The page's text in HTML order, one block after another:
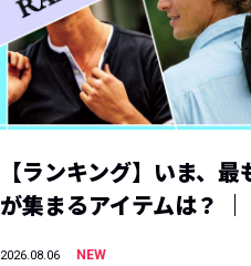
【ランキング】いま、最
が集まるアイテムは？
2026.08.06
NEW